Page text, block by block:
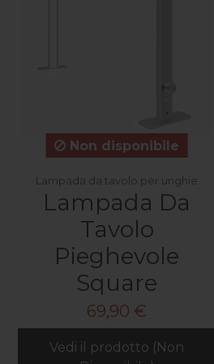
Non disponibile
Lampada da tavolo per unghie
Lampada Da
Tavolo
Pieghevole
Square
69,90 €
Vedi il prodotto (Non